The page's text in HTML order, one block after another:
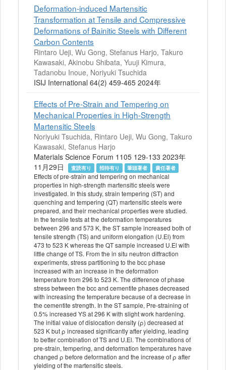
Deformation-induced Martensitic
Transformation at Tensile and Compressive
Deformations of Bainitic Steels with Different
Carbon Contents
Rintaro Ueji, Wu Gong, Stefanus Harjo, Takuro
Kawasaki, Akinobu Shibata, Yuuji Kimura,
Tadanobu Inoue, Noriyuki Tsuchida
ISIJ International 64(2) 459-465 2024年
Effects of Pre-Strain and Tempering on
Mechanical Properties in High-Strength
Martensitic Steels
Noriyuki Tsuchida, Rintaro Ueji, Wu Gong, Takuro
Kawasaki, Stefanus Harjo
Materials Science Forum 1105 129-133 2023年
11月29日
査読有り 招待有り 筆頭著者 責任著者
Effects of pre-strain and tempering on mechanical
properties in high-strength martensitic steels were
investigated. In this study, strain tempering (ST) and
quenching and tempering (QT) martensitic steels were
prepared, and their mechanical properties were studied.
In the tensile tests at the deformation temperatures
between 296 and 573 K, the ST sample increased both of
tensile strength (TS) and uniform elongation (U.El) from
473 to 523 K whereas the QT sample increased U.El with
little change of TS. From the in situ neutron diffraction
experiments, stress partitioning to the bcc phase
increased with an increase in the deformation
temperature from 296 to 523 K. The difference of phase
stress between the bcc and cementite phases decreased
with increasing the temperature because of a decrease in
the cementite strength. In the ST sample, Pre-straining of
0.5% increased YS at 296 K with slight work hardening.
The initial value of dislocation density (ρ) decreased at
523 K but ρ increased significantly after yielding, leading
to better combination of TS and U.El. The combinations of
pre-strain, tempering, and deformation temperatures have
changed ρ before deformation and the increase of ρ after
yielding of the martensitic steels.